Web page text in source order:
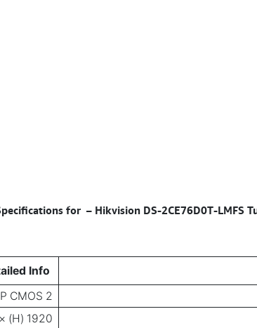
– Hikvision DS-2CE76D0T-LMFS
Info
2 MP CMOS
1920 (H) × 1080 (V)